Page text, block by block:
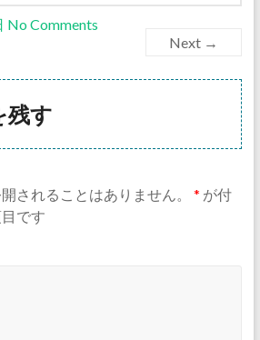
No Comments
Next →
残す
されることはありません。 * が付
です